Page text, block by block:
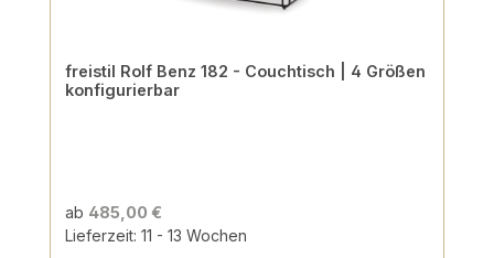
freistil Rolf Benz 182 - Couchtisch | 4 Größen
konfigurierbar
ab 485,00 €
Lieferzeit: 11 - 13 Wochen